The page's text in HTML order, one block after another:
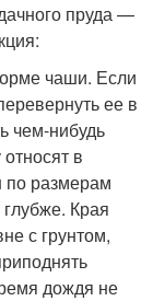
пруда —
чаши. Если
ее в
чем-нибудь
в
по размерам
Края
с грунтом,
дождя не